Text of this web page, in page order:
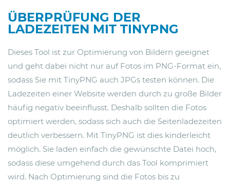
ÜBERPRÜFUNG DER
LADEZEITEN MIT TINYPNG
Dieses Tool ist zur Optimierung von Bildern geeignet
und geht dabei nicht nur auf Fotos im PNG-Format ein,
sodass Sie mit TinyPNG auch JPGs testen können. Die
Ladezeiten einer Website werden durch zu große Bilder
häufig negativ beeinflusst. Deshalb sollten die Fotos
optimiert werden, sodass sich auch die Seitenladezeiten
deutlich verbessern. Mit TinyPNG ist dies kinderleicht
möglich. Sie laden einfach die gewünschte Datei hoch,
sodass diese umgehend durch das Tool komprimiert
wird. Nach Optimierung sind die Fotos bis zu